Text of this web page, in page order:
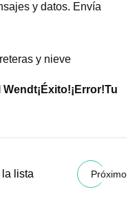
y datos. Envía
y nieve
Wendt¡Éxito!¡Error!Tu
lista Próximo